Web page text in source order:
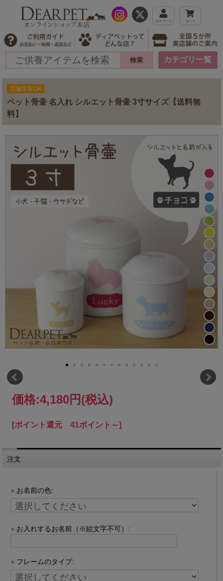
カテゴリ一覧
店舗受取OK
ペット骨壷 名入れ シルエット骨壷 3寸サイズ【送料無
料】
価格:4,180円(税込)
[ポイント還元 41ポイント～]
注文
お名前の色:
お入れするお名前（※絵文字不可）:
フレームのタイプ: